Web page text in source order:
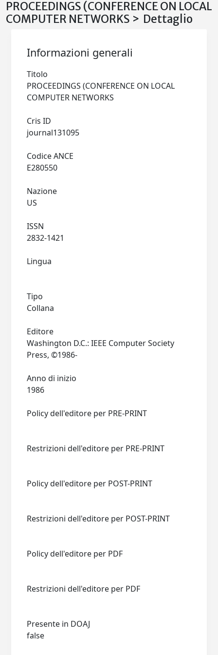
PROCEEDINGS (CONFERENCE ON LOCAL
COMPUTER NETWORKS > Dettaglio
Informazioni generali
Titolo
PROCEEDINGS (CONFERENCE ON LOCAL
Cris ID
Codice ANCE
Nazione
ISSN
Lingua
Tipo
Collana
Editore
Washington D.C.: IEEE Computer Society
Anno di inizio
Policy dell'editore per PRE-PRINT
Restrizioni dell'editore per PRE-PRINT
Policy dell'editore per POST-PRINT
Restrizioni dell'editore per POST-PRINT
Policy dell'editore per PDF
Restrizioni dell'editore per PDF
Presente in DOAJ